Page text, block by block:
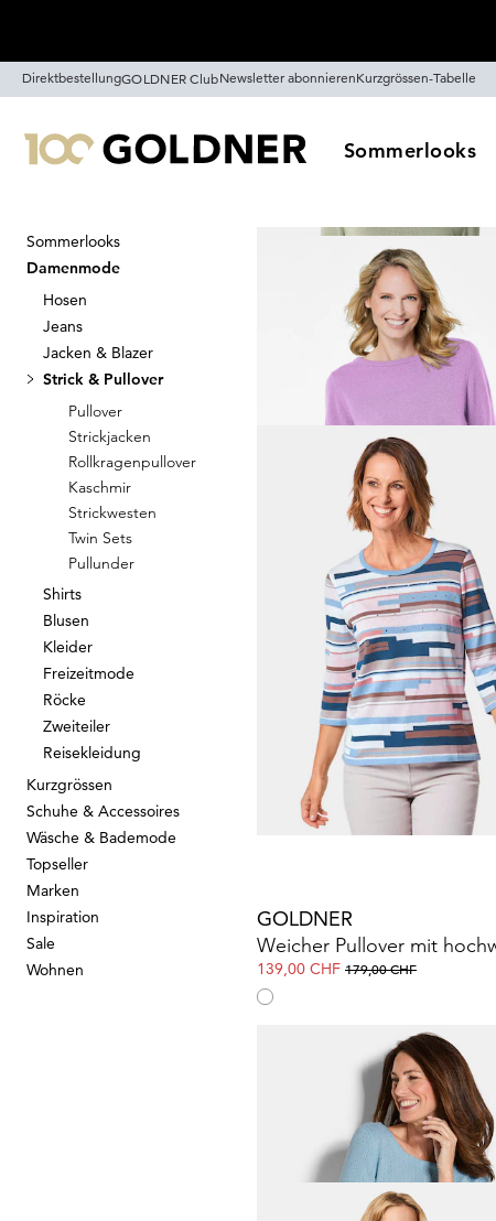
DirektbestellungGOLDNER ClubNewsletter abonnierenKurzgrössen-Tabelle
Sommerlooks
Sommerlooks
Damenmode
Hosen
Jeans
Jacken & Blazer
Strick & Pullover
Pullover
Strickjacken
Rollkragenpullover
Kaschmir
Strickwesten
Twin Sets
Pullunder
Shirts
Blusen
Kleider
Freizeitmode
Röcke
Zweiteiler
Reisekleidung
Kurzgrössen
Schuhe & Accessoires
Wäsche & Bademode
Topseller
Marken
Inspiration
Sale
Wohnen
Damenmode
Strick &
Farbe
69,00 CHF119,00 CHF
GOLDNER
169,00 CHF 239,00 CHF
+ 7
GOLDNER
139,00 CHF 179,00 CHF
69,00 CHF 119,00 CHF
+ 1